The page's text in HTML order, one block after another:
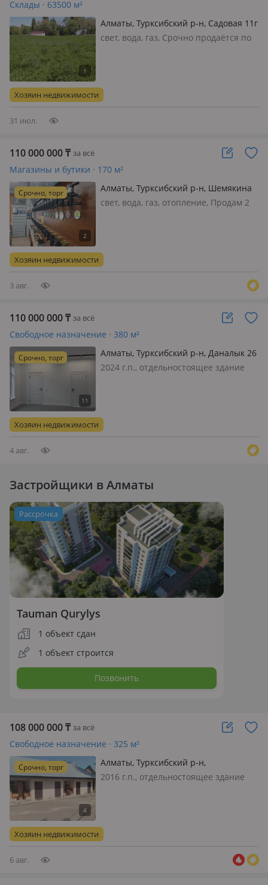
Склады · 63500 м²
Алматы, Турксибский р-н, Садовая 11г
свет, вода, газ, Срочно продаётся по
(Новоалексеевка). Ровный земельный
участок в частной собственнос…
Хозяин недвижимости
31 июл.
110 000 000₸ за всё
Магазины и бутики · 170 м²
Срочно, торг
Алматы, Турксибский р-н, Шемякина
290 б — Белякова
свет, вода, газ, отопление, Продам 2
витрине 75 сортов пива с напитками,
холодильники, вакумат…
Хозяин недвижимости
3 авг.
110 000 000₸ за всё
Свободное назначение · 380 м²
Срочно, торг
Алматы, Турксибский р-н, Даналык 26
2024 г.п., отдельностоящее здание
Продается офис со складом. Офис 100
кВм Склад 280 кВ м
Хозяин недвижимости
4 авг.
Застройщики в Алматы
Рассрочка
Tauman Qurylys
1 объект сдан
1 объект строится
Позвонить
108 000 000₸ за всё
Свободное назначение · 325 м²
Срочно, торг
Алматы, Турксибский р-н,
Меншуткина 9 — Акан сери
2016 г.п., отдельностоящее здание
отдельный, свет, вода, газ,
канализация, видеонаблюдение,
Хозяин недвижимости
6 авг.